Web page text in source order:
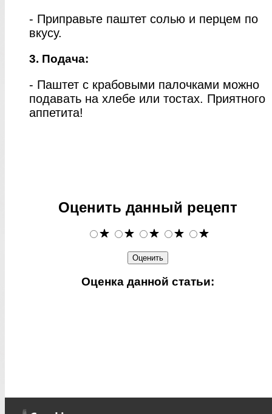
- Приправьте паштет солью и перцем по
вкусу.
3. Подача:
- Паштет с крабовыми палочками можно
подавать на хлебе или тостах. Приятного
аппетита!
Оценить данный рецепт
Оценка данной статьи: